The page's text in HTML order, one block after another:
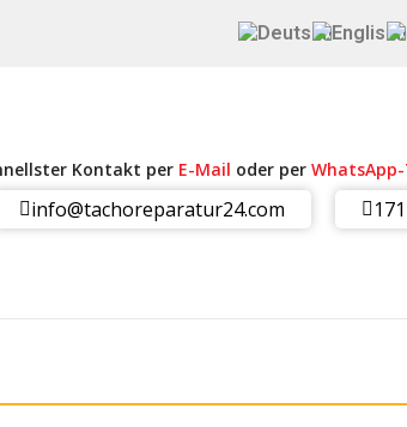
Kontakt per E-Mail oder per
info@tachoreparatur24.com